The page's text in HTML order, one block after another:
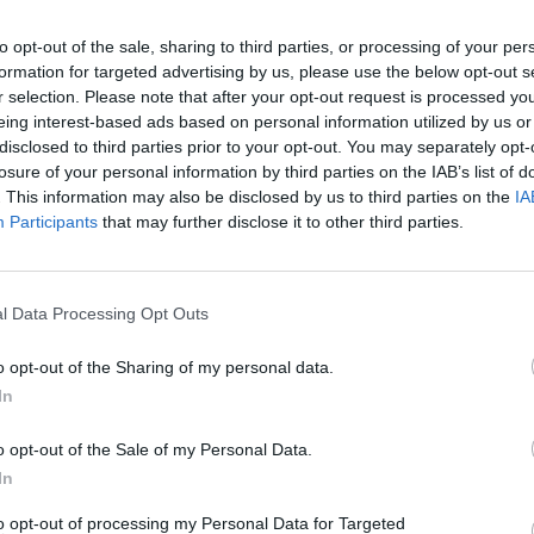
opt-out of the sale, sharing to third parties, or processing of your
for targeted advertising by us, please use the below opt-out
selection. Please note that after your opt-out request is processed
interest-based ads based on personal information utilized by us
to third parties prior to your opt-out. You may separately
of your personal information by third parties on the IAB’s list of
This information may also be disclosed by us to third parties on the
Participants that may further disclose it to other third parties.
Data Processing Opt Outs
opt-out of the Sharing of my personal data.
opt-out of the Sale of my Personal Data.
opt-out of processing my Personal Data for Targeted
Cela inclut des situations proches des gerçures et des
de Santé européenne valide également son usage
plante contient des triterpènes, des flavonoïdes, des
apaisent l’inflammation et favorisent la
qui calment rougeurs, démangeaisons et
la régénération de la peau, ce qui en fait un allié
: préparer un macérât de
les fleurs par temps sec, quand elles sont bien ouvertes.
un linge jusqu’à ce qu’elles deviennent cassantes, ce
prépare un
puis en les couvrant d’une huile végétale douce. Le